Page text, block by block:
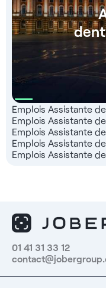
Emplois Assistante
Emplois Assistante
Emplois Assistante
Emplois Assistante
Emplois Assistante
01 41 31 33 12